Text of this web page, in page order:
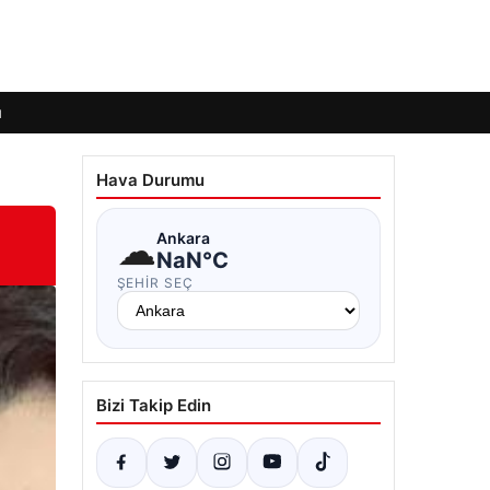
Hava Durumu
☁Ankara
NaN°C
ŞEHIR SEÇ
Bizi Takip Edin